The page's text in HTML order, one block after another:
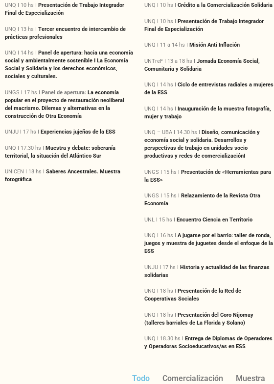
UNQ I 10 hs I Presentación de Trabajo Integrador
Final de Especialización
UNQ I 13 hs I Tercer encuentro de intercambio de
prácticas profesionales
UNQ I 14 hs I Panel de apertura: hacia una economía
social y ambientalmente sostenible I La Economía
Social y Solidaria y los derechos económicos,
sociales y culturales.
UNGS I 17 hs I Panel de apertura: La economía
popular en el proyecto de restauración neoliberal
del macrismo. Dilemas y alternativas en la
construcción de Otra Economía
UNJU I 17 hs I Experiencias jujeñas de la ESS
UNQ I 17.30 hs I Muestra y debate: soberanía
territorial, la situación del Atlántico Sur
UNICEN I 18 hs I Saberes Ancestrales. Muestra
fotográfica
UNQ I 10 hs I Crédito a la Comercialización Solidaria
UNQ I 10 hs I Presentación de Trabajo Integrador
Final de Especialización
UNQ I 11 a 14 hs I Misión Anti Inflación
UNTreF I 13 a 18 hs I Jornada Economía Social,
Comunitaria y Solidaria
UNQ I 14 hs I Ciclo de entrevistas radiales a mujeres
de la ESS
UNQ I 14 hs I Inauguración de la muestra fotografía,
mujer y trabajo
UNQ – UBA I 14.30 hs I Diseño, comunicación y
economía social y solidaria. Desarrollos y
perspectivas de trabajo en unidades socio
productivas y redes de comercializaciónI
UNGS I 15 hs I Presentación de «Herramientas para
la ESS»
UNGS I 15 hs I Relazamiento de la Revista Otra
Economía
UNL I 15 hs I Encuentro Ciencia en Territorio
UNQ I 16 hs I A jugarse por el barrio: taller de ronda,
juegos y muestra de juguetes desde el enfoque de la
ESS
UNJU I 17 hs I Historia y actualidad de las finanzas
solidarias
UNQ I 18 hs I Presentación de la Red de
Cooperativas Sociales
UNQ I 18 hs I Presentación del Coro Nijomay
(talleres barriales de La Florida y Solano)
UNQ I 18.30 hs I Entrega de Diplomas de Operadores
y Operadoras Socioeducativos/as en ESS
Todo Comercialización Muestra